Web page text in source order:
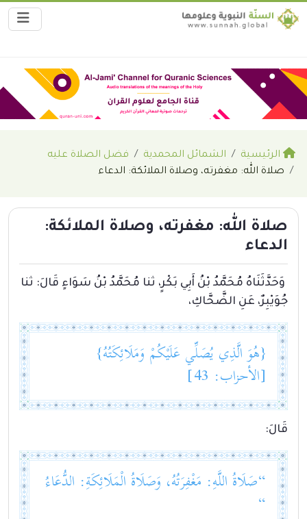
الرئيسية الشمائل المحمدية
فضل الصلاة عليه
صلاة الله: مغفرته، وصلاة الملائكة: الدعاء
صلاة الله: مغفرته، وصلاة الملائكة:
الدعاء
وَحَدَّثَنَاهُ مُحَمَّدُ بْنُ أَبِي بَكْرٍ، ثنا مُحَمَّدُ بْنُ سَوَاءٍ قَالَ: ثنا
جُوَيْبِرٌ، عَنِ الضَّحَّاكِ،
{هُوَ الَّذِي يُصَلِّي عَلَيْكُمْ وَمَلَائِكَتُهُ}
[الأحزاب: 43]
قَالَ:
“صَلَاةُ اللَّهِ: مَغْفِرَتُهُ، وَصَلَاةُ الْمَلَائِكَةِ: الدُّعَاءُ
“